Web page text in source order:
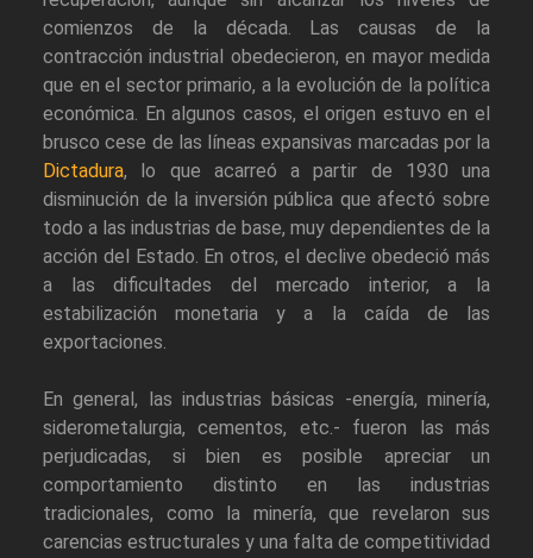
comienzos de la década. Las causas de la
contracción industrial obedecieron, en mayor medida
que en el sector primario, a la evolución de la política
económica. En algunos casos, el origen estuvo en el
brusco cese de las líneas expansivas marcadas por la
Dictadura, lo que acarreó a partir de 1930 una
disminución de la inversión pública que afectó sobre
todo a las industrias de base, muy dependientes de la
acción del Estado. En otros, el declive obedeció más
a las dificultades del mercado interior, a la
estabilización monetaria y a la caída de las
exportaciones.
En general, las industrias básicas -energía, minería,
siderometalurgia, cementos, etc.- fueron las más
perjudicadas, si bien es posible apreciar un
comportamiento distinto en las industrias
tradicionales, como la minería, que revelaron sus
carencias estructurales y una falta de competitividad